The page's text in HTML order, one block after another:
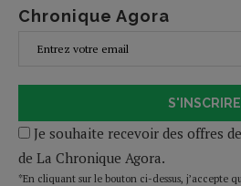
Chronique Agora
S'INSCRIRE
Je souhaite recevoir des offres
de La Chronique Agora.
*En cliquant sur le bouton ci-dessus, j’accepte